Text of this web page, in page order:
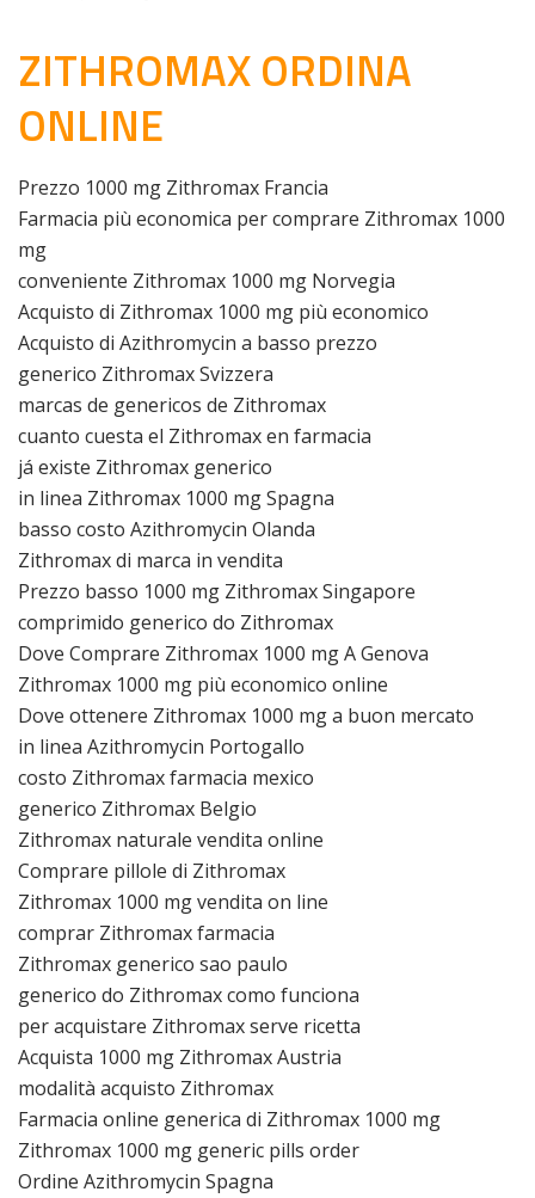
ZITHROMAX ORDINA
ONLINE
Prezzo 1000 mg Zithromax Francia
Farmacia più economica per comprare Zithromax 1000
mg
conveniente Zithromax 1000 mg Norvegia
Acquisto di Zithromax 1000 mg più economico
Acquisto di Azithromycin a basso prezzo
generico Zithromax Svizzera
marcas de genericos de Zithromax
cuanto cuesta el Zithromax en farmacia
já existe Zithromax generico
in linea Zithromax 1000 mg Spagna
basso costo Azithromycin Olanda
Zithromax di marca in vendita
Prezzo basso 1000 mg Zithromax Singapore
comprimido generico do Zithromax
Dove Comprare Zithromax 1000 mg A Genova
Zithromax 1000 mg più economico online
Dove ottenere Zithromax 1000 mg a buon mercato
in linea Azithromycin Portogallo
costo Zithromax farmacia mexico
generico Zithromax Belgio
Zithromax naturale vendita online
Comprare pillole di Zithromax
Zithromax 1000 mg vendita on line
comprar Zithromax farmacia
Zithromax generico sao paulo
generico do Zithromax como funciona
per acquistare Zithromax serve ricetta
Acquista 1000 mg Zithromax Austria
modalità acquisto Zithromax
Farmacia online generica di Zithromax 1000 mg
Zithromax 1000 mg generic pills order
Ordine Azithromycin Spagna